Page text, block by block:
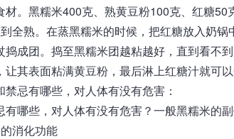
。黑糯米400克、熟黄豆粉100克、红糖50
全熟。在蒸黑糯米的时候，把红糖放入奶
成团。捣至黑糯米团越粘越好，直到看不
其表面粘满黄豆粉，最后淋上红糖汁就可以
禁忌有哪些，对人体有没有危害：
哪些，对人体有没有危害？一般黑糯米的副
消化功能